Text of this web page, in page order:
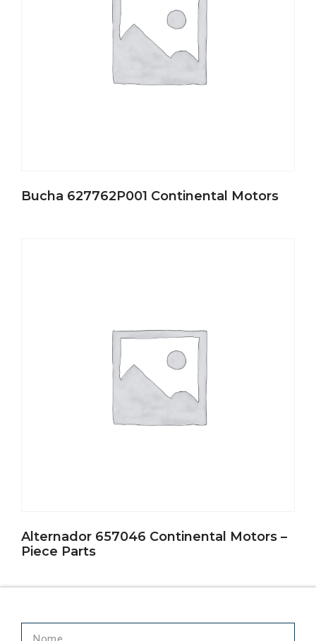
Bucha 627762P001 Continental Motors
Alternador 657046 Continental Motors –
Piece Parts